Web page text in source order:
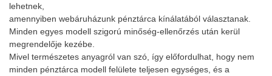
lehetnek,
amennyiben webáruházunk pénztárca kínálatából választanak.
Minden egyes modell szigorú minőség-ellenőrzés után kerül
megrendelője kezébe.
Mivel természetes anyagról van szó, így előfordulhat, hogy nem
minden pénztárca modell felülete teljesen egységes, és a